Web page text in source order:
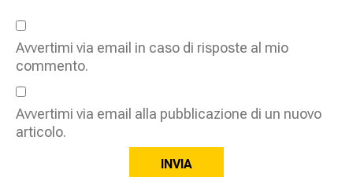
Avvertimi via email in caso di risposte al mio
commento.
Avvertimi via email alla pubblicazione di un nuovo
articolo.